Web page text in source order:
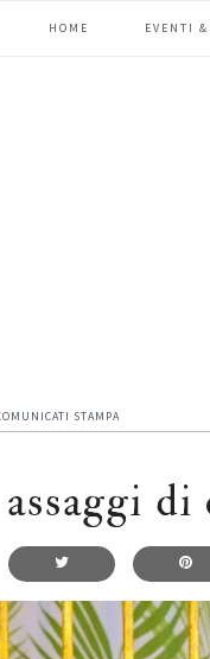
HOME EVENTI
STAMPA
di